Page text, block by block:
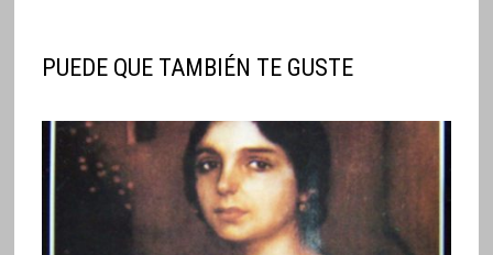
PUEDE QUE TAMBIÉN TE GUSTE